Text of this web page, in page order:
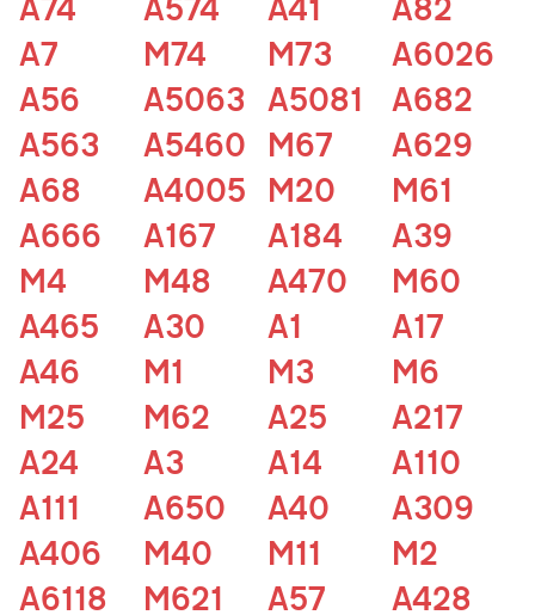
A7
M74 M73
A6026
A56
A5063 A5081
A682
A563
A5460 M67
A629
A68
A4005 M20
M61
A666
A167 A184
A39
M4
M48 A470
M60
A465
A30 A1
A17
A46
M1 M3
M6
M25
M62 A25
A217
A24
A3 A14
A110
A111
A650 A40
A309
A406
M40 M11
M2
A6118
M621 A57 A428